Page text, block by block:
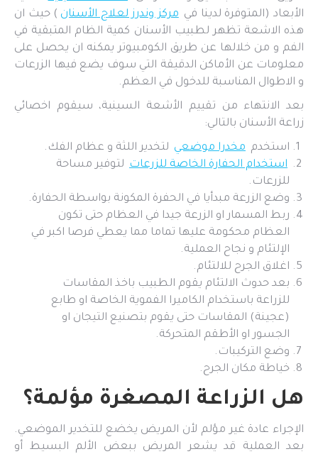
الأبعاد (المتوفرة لدينا في مركز وندرز لعلاج الأسنان ) حيث ان
هذه الاشعة تظهر لطبيب الأسنان كمية الظام المتبقية في
الفم و من خلالها عن طريق الكومبيوتر يمكنه ان يحصل على
معلومات عن الأماكن الدقيقة التي سوف يضع فيها الزرعات
و الاطوال المناسبة للدخول في العظم.
بعد الانتهاء من تقييم الأشعة السينية، سيقوم اخصائي
زراعة الأسنان بالتالي:
استخدم مخدرا موضعي لتخدير اللثة و عظام الفك.
استخدام الحفارة الخاصة للزرعات لتوفير مساحة
للزرعات.
وضع الزرعة مبدأيا في الحفرة المكونة بواسطة الحفارة.
ربط المسمار او الزرعة جيدا في العظام حتى تكون
العظام محكومة عليها تماما مما يعطي فرصا اكبر في
الإلتئام و نجاح العملية.
اغلاق الجرح للالتئام.
بعد حدوث الالتئام يقوم الطبيب باخذ المقاسات
للزراعة باستخدام الكاميرا الفموية الخاصة او طابع
(عجينة) المقاسات حتى يقوم بتصنيع التيجان او
الجسور او الأطقم المتحركة.
وضع التركيبات.
خياطة مكان الجرح.
هل الزراعة المصغرة مؤلمة؟
الإجراء عادة غير مؤلم لأن المريض يخضع للتخدير الموضعي.
بعد العملية قد يشعر المريض ببعض الألم البسيط أو